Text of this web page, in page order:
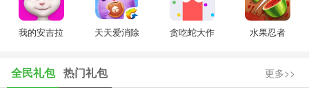
我的安吉拉 天天爱消除
贪吃蛇大作
水果忍者
全民礼包 热门礼包 更多>>